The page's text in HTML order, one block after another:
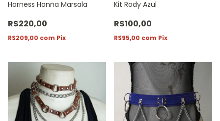
Harness Hanna Marsala
R$220,00
R$209,00 com Pix
Kit Rody Azul
R$100,00
R$95,00 com Pix